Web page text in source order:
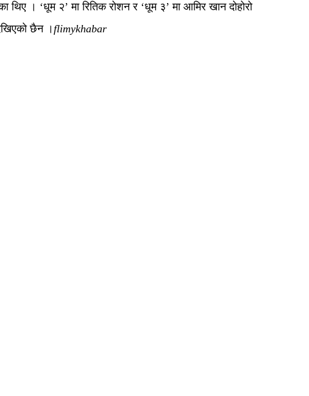
। ‘धूम २’ मा रितिक रोशन र ‘धूम ३’ मा आमिर खान दोहोरो
छैन । flimykhabar